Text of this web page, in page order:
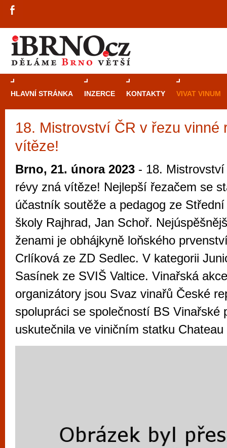
HLAVNÍ STRÁNKA INZERCE KONTAKTY VIVAT VINUM
18. Mistrovství ČR v řezu vinné
vítěze!
Brno, 21. února 2023 - 18.
révy zná vítěze! Nejlepší řezačem se
účastník soutěže a pedagog ze
školy Rajhrad, Jan Schoř.
ženami je obhájkyně loňského
Crlíková ze ZD Sedlec. V kategorii
Sasínek ze SVIŠ Valtice. Vinařská
organizátory jsou Svaz vinařů České
spolupráci se společností BS Vinařské
uskutečnila ve viničním statku
Průvodce
Brno je
zajímavé
restaurace,
Mimo jiné je ale také místem, kde si
vyzkoušet různé kasinové hry. V
metropoli naleznete širokou nabídku her
po moderní automaty jak pro pravidelné
příležitostné hráče. V...